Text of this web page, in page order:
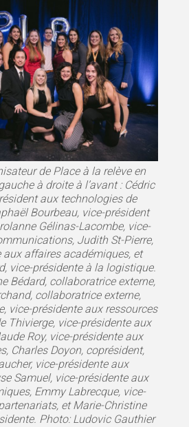
de Place à la relève en
à droite à l’avant : Cédric
aux technologies de
Bourbeau, vice-président
Gélinas-Lacombe, vice-
Judith St-Pierre,
aux affaires académiques, et
vice-présidente à la logistique.
Bédard, collaboratrice externe,
collaboratrice externe,
vice-présidente aux ressources
Thivierge, vice-présidente aux
Roy, vice-présidente aux
Charles Doyon, coprésident,
vice-présidente aux
Samuel, vice-présidente aux
Emmy Labrecque, vice-
et Marie-Christine
Photo: Ludovic Gauthier